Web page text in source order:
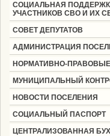
СОЦИАЛЬНАЯ
УЧАСТНИКОВ СВО И ИХ
СОВЕТ ДЕПУТАТОВ
АДМИНИСТРАЦИЯ
НОРМАТИВНО-ПРАВОВЫЕ
МУНИЦИПАЛЬНЫЙ
НОВОСТИ ПОСЕЛЕНИЯ
СОЦИАЛЬНЫЙ ПАСПОРТ
ЦЕНТРАЛИЗОВАННАЯ